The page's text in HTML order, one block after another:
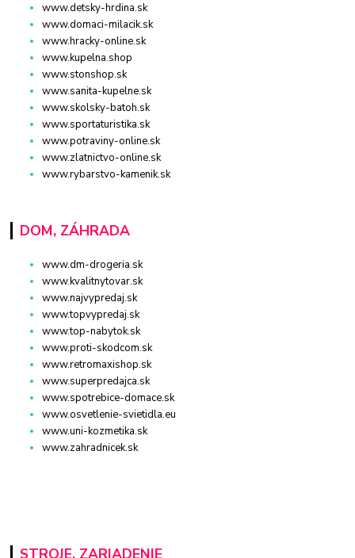
www.detsky-hrdina.sk
www.domaci-milacik.sk
www.hracky-online.sk
www.kupelna.shop
www.stonshop.sk
www.sanita-kupelne.sk
www.skolsky-batoh.sk
www.sportaturistika.sk
www.potraviny-online.sk
www.zlatnictvo-online.sk
www.rybarstvo-kamenik.sk
DOM, ZÁHRADA
www.dm-drogeria.sk
www.kvalitnytovar.sk
www.najvypredaj.sk
www.topvypredaj.sk
www.top-nabytok.sk
www.proti-skodcom.sk
www.retromaxishop.sk
www.superpredajca.sk
www.spotrebice-domace.sk
www.osvetlenie-svietidla.eu
www.uni-kozmetika.sk
www.zahradnicek.sk
STROJE, ZARIADENIE